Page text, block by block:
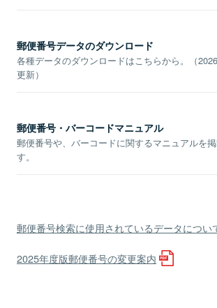
郵便番号データのダウンロード
各種データのダウンロードはこちらから。（
更新）
郵便番号・バーコードマニュアル
郵便番号や、バーコードに関するマニュアルを
す。
郵便番号検索に使用されているデータについ
2025年度版郵便番号の変更案内